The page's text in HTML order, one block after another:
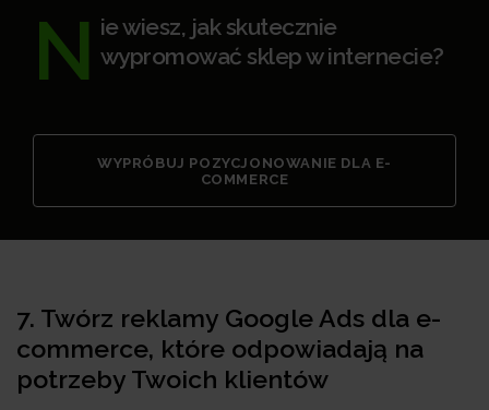
N ie wiesz, jak skutecznie
wypromować sklep w internecie?
WYPRÓBUJ POZYCJONOWANIE DLA E-
COMMERCE
7. Twórz reklamy Google Ads dla e-
commerce, które odpowiadają na
potrzeby Twoich klientów